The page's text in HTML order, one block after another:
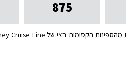
875